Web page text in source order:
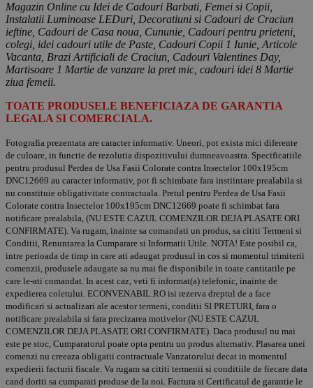
Magazin Online cu Idei de Cadouri Barbati, Femei si Copii,
Instalatii Luminoase LEDuri, Decoratiuni si Cadouri de Craciun
ieftine, Cadouri de Casa noua, Cununie, Cadouri pentru prieteni,
colegi, idei cadouri utile de Paste, Cadouri Copii 1 Iunie, Articole
Vacanta, Brazi Artificiali de Craciun, Cadouri Valentines Day,
Martisoare 1 Martie de vanzare la pret mic, cadouri idei 8 Martie
ziua femeii.
TOATE PRODUSELE BENEFICIAZA DE GARANTIA
LEGALA SI COMERCIALA.
Fotografia prezentata are caracter informativ. Uneori, pot exista mici diferente
de culoare, in functie de rezolutia dispozitivului dumneavoastra. Specificatiile
pentru produsul Perdea de Usa Fasii Colorate contra Insectelor 100x195cm
DNC12669 au caracter informativ, pot fi schimbate fara instiintare prealabila si
nu constituie obligativitate contractuala. Pretul pentru Perdea de Usa Fasii
Colorate contra Insectelor 100x195cm DNC12669 poate fi schimbat fara
notificare prealabila, (NU ESTE CAZUL COMENZILOR DEJA PLASATE ORI
CONFIRMATE). Va rugam, inainte sa comandati un produs, sa cititi Termeni si
Conditii, Renuntarea la Cumparare si Informatii Utile. NOTA! Este posibil ca,
intre perioada de timp in care ati adaugat produsul in cos si momentul trimiterii
comenzii, produsele adaugate sa nu mai fie disponibile in toate cantitatile pe
care le-ati comandat. In acest caz, veti fi informat(a) telefonic, inainte de
expedierea coletului. ECONVENABIL.RO isi rezerva dreptul de a face
modificari si actualizari ale acestor termeni, conditii SI PRETURI, fara o
notificare prealabila si fara precizarea motivelor (NU ESTE CAZUL
COMENZILOR DEJA PLASATE ORI CONFIRMATE). Daca produsul nu mai
este pe stoc, Cumparatorul poate opta pentru un produs alternativ. Plasarea unei
comenzi nu creeaza obligatii contractuale Vanzatorului decat in momentul
expedierii facturii fiscale. Va rugam sa cititi termenii si conditiile de fiecare data
cand doriti sa cumparati produse de la noi. Factura si Certificatul de garantie le